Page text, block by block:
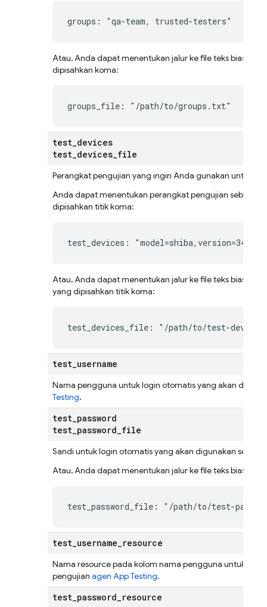
groups: "qa-team, trusted-testers"
Atau, Anda dapat menentukan jalur ke file teks biasa
dipisahkan koma:
groups_file: "/path/to/groups.txt"
test_devices
test_devices_file
Perangkat pengujian yang ingin Anda gunakan untuk
Anda dapat menentukan perangkat pengujian sebagai
dipisahkan titik koma:
test_devices:
Atau, Anda dapat menentukan jalur ke file teks biasa
yang dipisahkan titik koma:
test_devices_file: "/path/to/test-
test_username
Nama pengguna untuk login otomatis yang akan
Testing.
test_password
test_password_file
Sandi untuk login otomatis yang akan digunakan
Atau, Anda dapat menentukan jalur ke file teks biasa
test_password_file: "/path/to/test-
test_username_resource
Nama resource pada kolom nama pengguna untuk
pengujian agen App Testing.
test_password_resource